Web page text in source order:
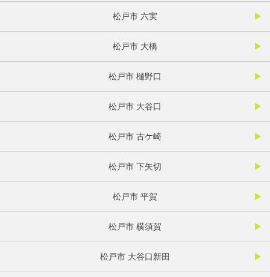
松戸市 六実
松戸市 大橋
松戸市 樋野口
松戸市 大谷口
松戸市 古ケ崎
松戸市 下矢切
松戸市 平賀
松戸市 横須賀
松戸市 大谷口新田